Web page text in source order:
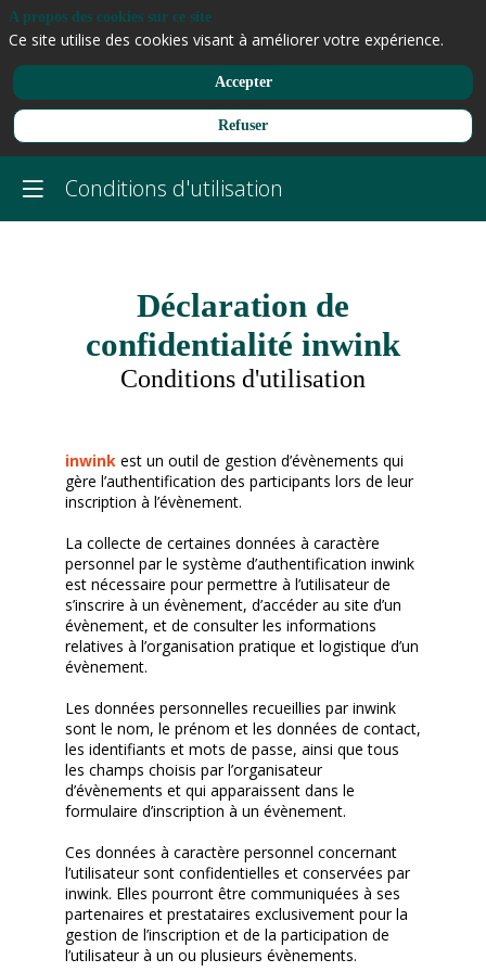
Conditions d'utilisation
Déclaration de
confidentialité inwink
Conditions d'utilisation
inwink est un outil de gestion d’évènements qui
gère l’authentification des participants lors de leur
inscription à l’évènement.
La collecte de certaines données à caractère
personnel par le système d’authentification inwink
est nécessaire pour permettre à l’utilisateur de
s’inscrire à un évènement, d’accéder au site d’un
évènement, et de consulter les informations
relatives à l’organisation pratique et logistique d’un
évènement.
Les données personnelles recueillies par inwink
sont le nom, le prénom et les données de contact,
les identifiants et mots de passe, ainsi que tous
les champs choisis par l’organisateur
d’évènements et qui apparaissent dans le
formulaire d’inscription à un évènement.
Ces données à caractère personnel concernant
l’utilisateur sont confidentielles et conservées par
inwink. Elles pourront être communiquées à ses
partenaires et prestataires exclusivement pour la
gestion de l’inscription et de la participation de
l’utilisateur à un ou plusieurs évènements.
A propos des cookies sur ce site
Ce site utilise des cookies visant à améliorer votre expérience.
Accepter
Refuser